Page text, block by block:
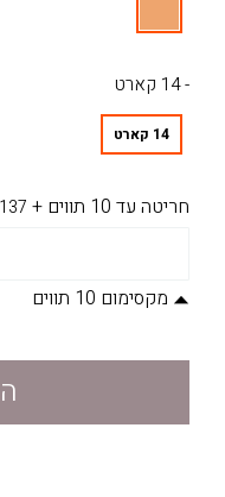
- 14 קארט
14 קארט
חריטה עד 10 תווים +
מקסימום 10 תווים